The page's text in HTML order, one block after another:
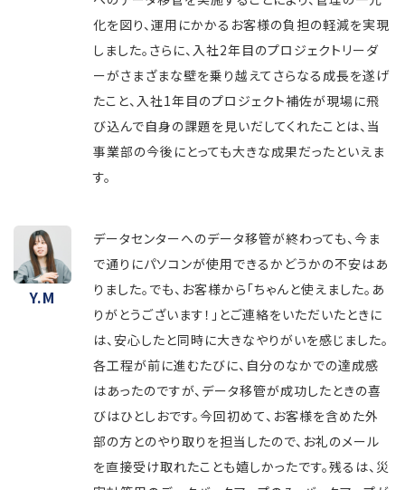
化を図り、運用にかかるお客様の負担の軽減を実現
しました。さらに、入社2年目のプロジェクトリーダ
ーがさまざまな壁を乗り越えてさらなる成長を遂げ
たこと、入社1年目のプロジェクト補佐が現場に飛
び込んで自身の課題を見いだしてくれたことは、当
事業部の今後にとっても大きな成果だったといえま
す。
Y.M
データセンターへのデータ移管が終わっても、今ま
で通りにパソコンが使用できるかどうかの不安はあ
りました。でも、お客様から「ちゃんと使えました。あ
りがとうございます！」とご連絡をいただいたときに
は、安心したと同時に大きなやりがいを感じました。
各工程が前に進むたびに、自分のなかでの達成感
はあったのですが、データ移管が成功したときの喜
びはひとしおです。今回初めて、お客様を含めた外
部の方とのやり取りを担当したので、お礼のメール
を直接受け取れたことも嬉しかったです。残るは、災